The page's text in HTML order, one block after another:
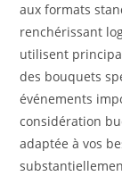
aux formats
renchérissant
utilisent
des bouquets
événements
considération
adaptée à vos